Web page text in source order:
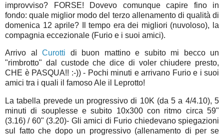
improvviso? FORSE! Dovevo comunque capire fino in
fondo: quale miglior modo del terzo allenamento di qualità di
domenica 12 aprile? Il tempo era dei migliori (nuvoloso), la
compagnia eccezionale (Furio e i suoi amici).
Arrivo al Curotti di buon mattino e subito mi becco un
"rimbrotto" dal custode che dice di voler chiudere presto,
CHE è PASQUA!! :-)) - Pochi minuti e arrivano Furio e i suoi
amici tra i quali il famoso Ale il Leprotto!
La tabella prevede un progressivo di 10K (da 5 a 4/4.10), 5
minuti di souplesse e subito 10x300 con ritmo circa 59"
(3.16) / 60" (3.20)- Gli amici di Furio chiedevano spiegazioni
sul fatto che dopo un progressivo (allenamento di per se